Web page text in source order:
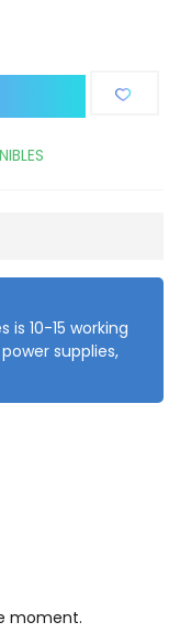
10-15 working
supplies,
moment.